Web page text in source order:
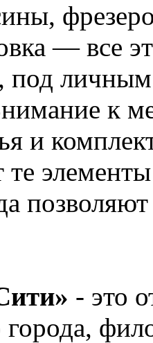
— все
под
к
и
- это